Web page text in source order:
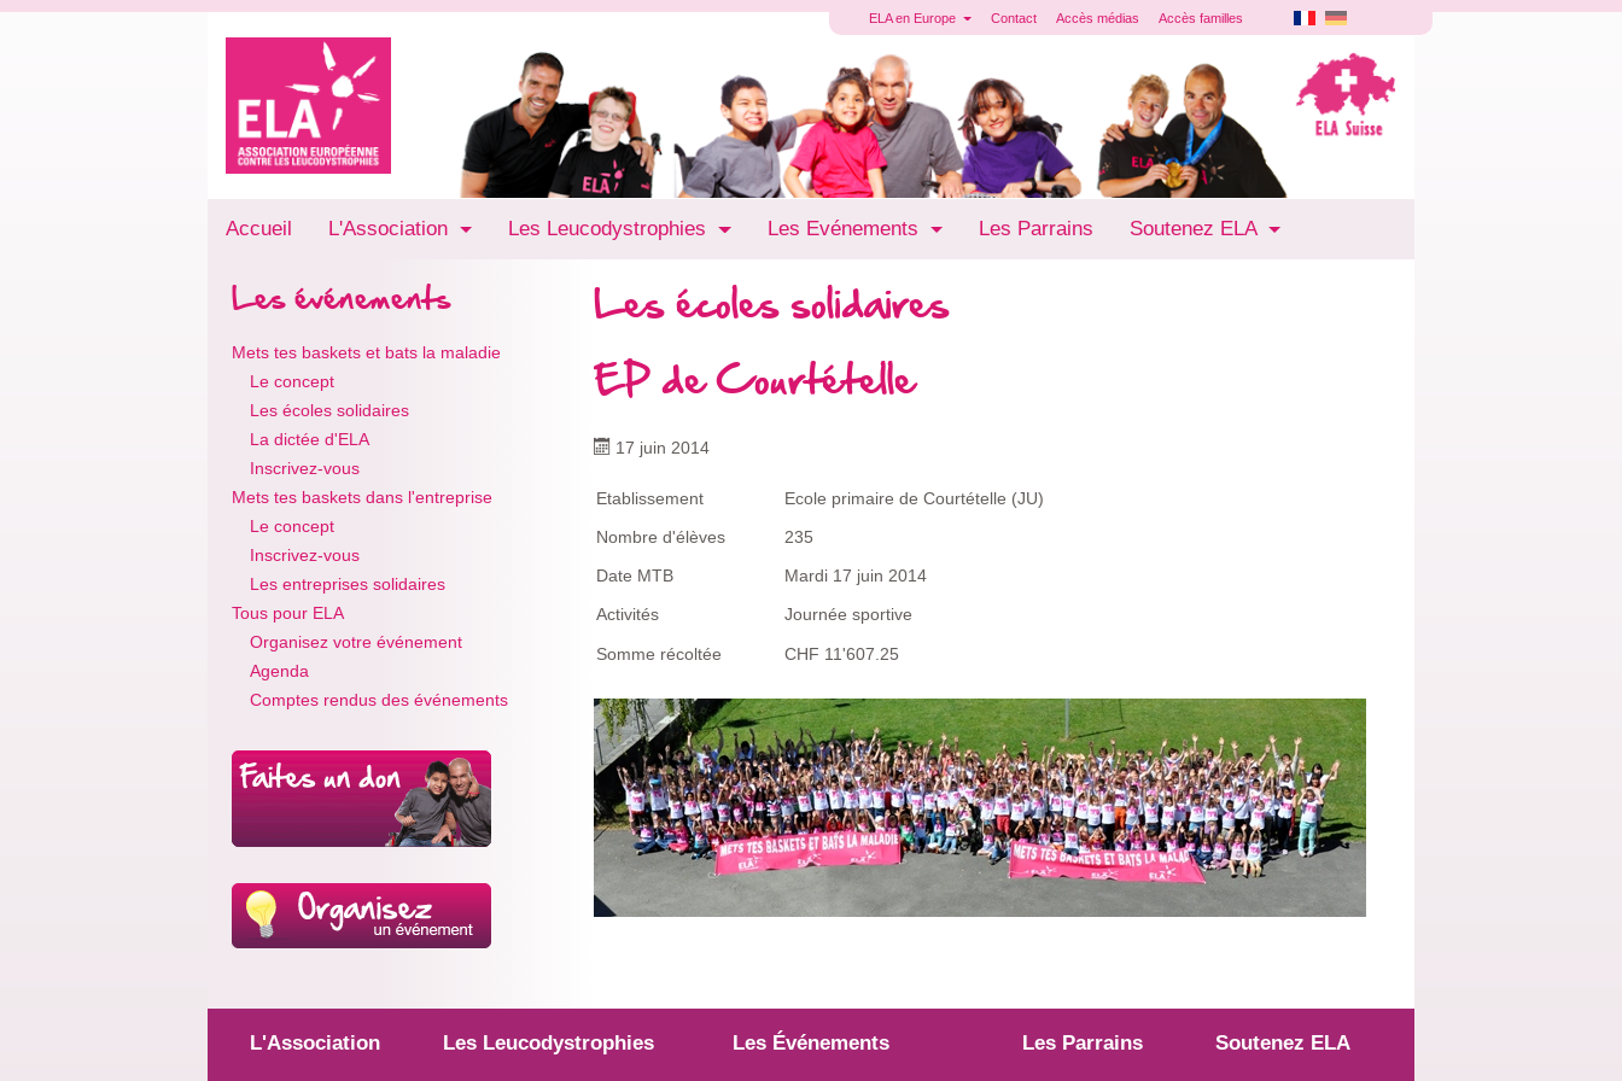
ELA en Europe Contact Accès médias Accès familles
Accueil L'Association Les Leucodystrophies Les Evénements Les Parrains Soutenez ELA
Les événements
Mets tes baskets et bats la maladie
Le concept
Les écoles solidaires
La dictée d'ELA
Inscrivez-vous
Mets tes baskets dans l'entreprise
Le concept
Inscrivez-vous
Les entreprises solidaires
Tous pour ELA
Organisez votre événement
Agenda
Comptes rendus des événements
Les écoles solidaires
EP de Courtételle
17 juin 2014
Etablissement
Ecole primaire de Courtételle (JU)
Nombre d'élèves
235
Date MTB
Mardi 17 juin 2014
Activités
Journée sportive
Somme récoltée CHF 11'607.25
L'Association Les Leucodystrophies Les Événements Les Parrains Soutenez ELA